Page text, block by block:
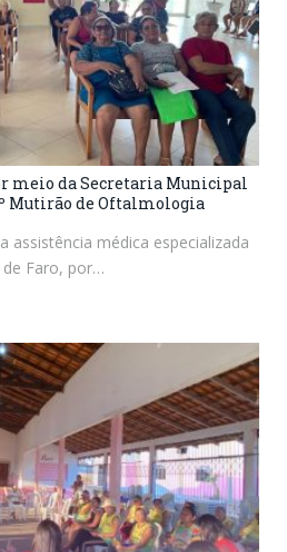
meio da Secretaria Municipal
Mutirão de Oftalmologia
assistência médica especializada
Faro, por…